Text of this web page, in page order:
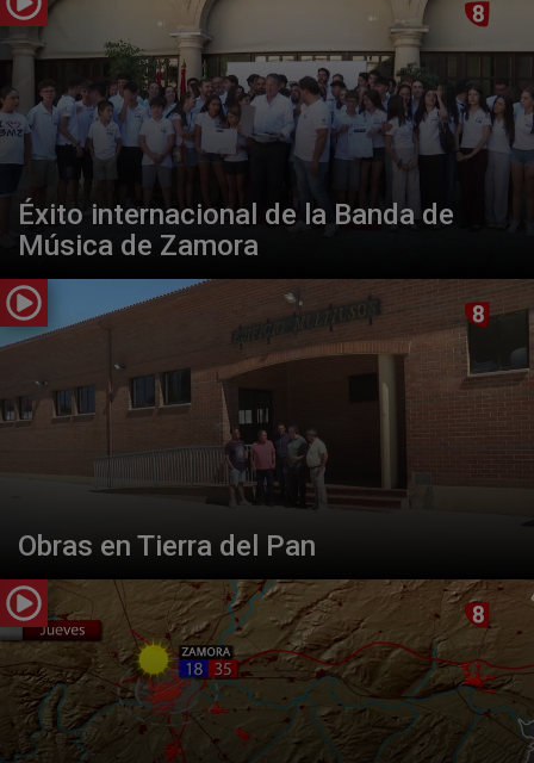
Éxito internacional de la Banda de
Música de Zamora
Obras en Tierra del Pan